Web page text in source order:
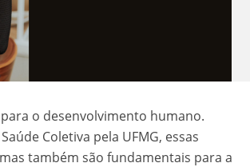
o desenvolvimento humano.
Coletiva pela UFMG, essas
também são fundamentais para a